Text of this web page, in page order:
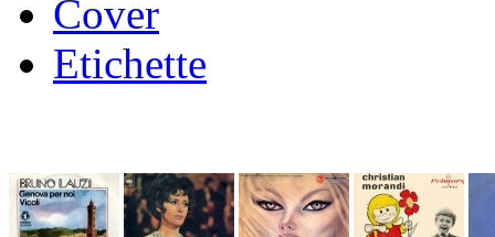
Cover
Etichette